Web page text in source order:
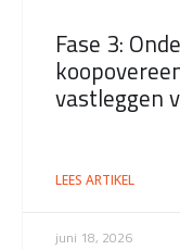
Fase 3:
vastleggen
LEES ARTIKEL
juni 18, 2026